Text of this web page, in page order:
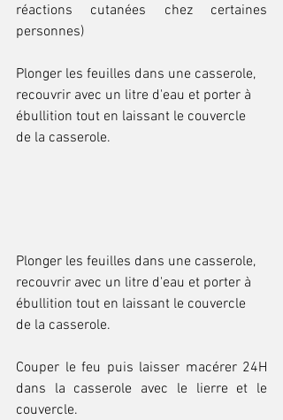
réactions cutanées chez certaines
personnes)
Plonger les feuilles dans une casserole,
recouvrir avec un litre d'eau et porter à
ébullition tout en laissant le couvercle
de la casserole.
Plonger les feuilles dans une casserole,
recouvrir avec un litre d'eau et porter à
ébullition tout en laissant le couvercle
de la casserole.
Couper le feu puis laisser macérer 24H
dans la casserole avec le lierre et le
couvercle.